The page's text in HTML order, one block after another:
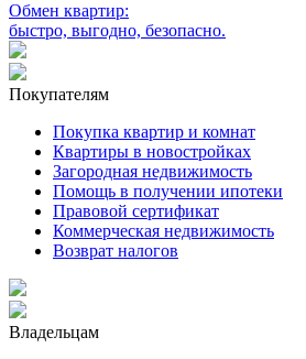
Обмен квартир:
быстро, выгодно, безопасно.
Покупателям
Покупка квартир и комнат
Квартиры в новостройках
Загородная недвижимость
Помощь в получении ипотеки
Правовой сертификат
Коммерческая недвижимость
Возврат налогов
Владельцам